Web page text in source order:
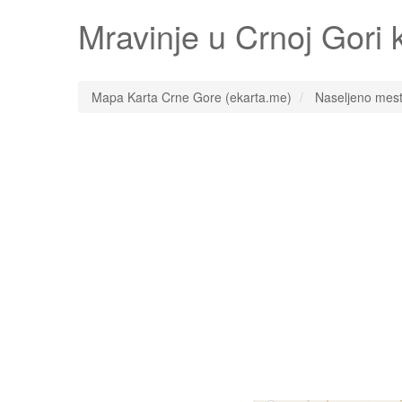
Mravinje u Crnoj Gori
Mapa Karta Crne Gore (ekarta.me) Naseljeno